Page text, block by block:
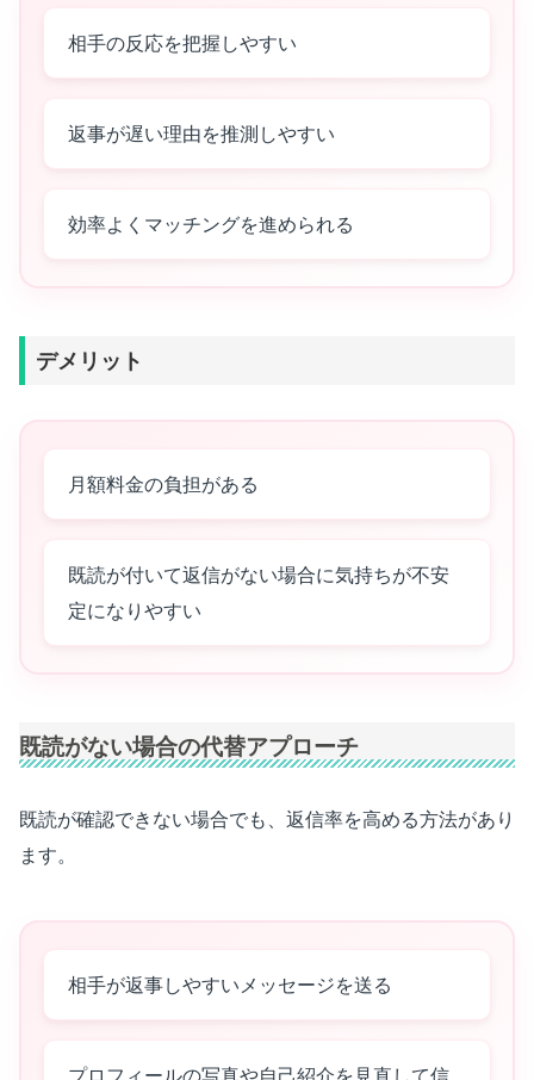
相手の反応を把握しやすい
返事が遅い理由を推測しやすい
効率よくマッチングを進められる
デメリット
月額料金の負担がある
既読が付いて返信がない場合に気持ちが不安
定になりやすい
既読がない場合の代替アプローチ
既読が確認できない場合でも、返信率を高める方法があり
ます。
相手が返事しやすいメッセージを送る